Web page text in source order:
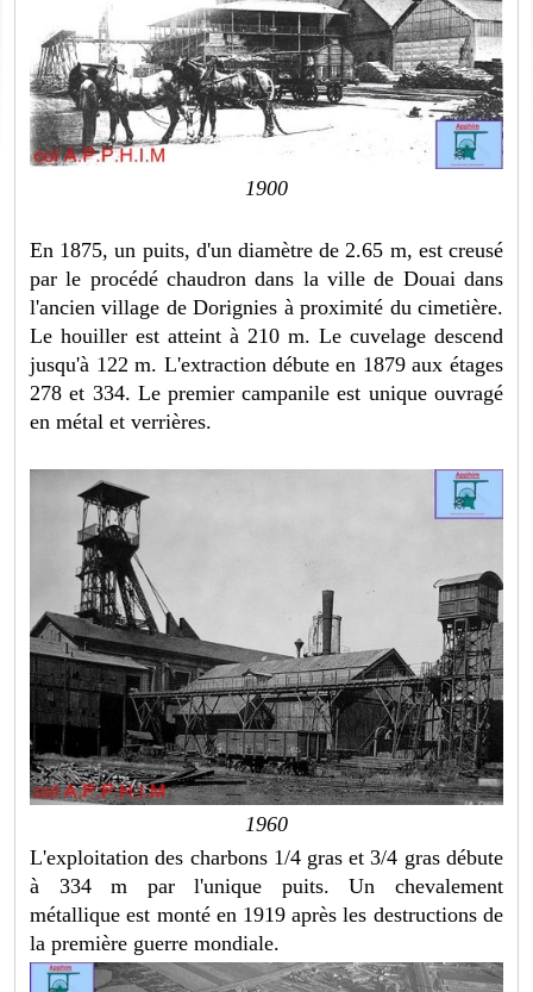
1900
En 1875, un puits, d'un diamètre de 2.65 m, est creusé
par le procédé chaudron dans la ville de Douai dans
l'ancien village de Dorignies à proximité du cimetière.
Le houiller est atteint à 210 m. Le cuvelage descend
jusqu'à 122 m. L'extraction débute en 1879 aux étages
278 et 334. Le premier campanile est unique ouvragé
en métal et verrières.
1960
L'exploitation des charbons 1/4 gras et 3/4 gras débute
à 334 m par l'unique puits. Un chevalement
métallique est monté en 1919 après les destructions de
la première guerre mondiale.